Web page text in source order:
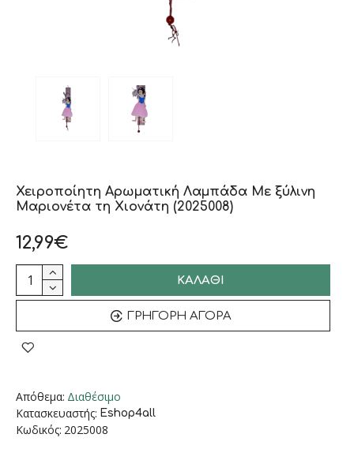
Χειροποίητη Αρωματική Λαμπάδα Με ξύλινη
Μαριονέτα τη Χιονάτη (2025008)
Απόθεμα: Διαθέσιμο
Κατασκευαστής: Eshop4all
Κωδικός: 2025008
12,99€
ΚΑΛΆΘΙ
ΓΡΉΓΟΡΗ ΑΓΟΡΆ